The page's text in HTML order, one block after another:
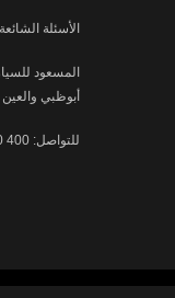
الأسئلة الشائعة
المسعود
أبوظبي والعين
للتواصل: 400 300 800